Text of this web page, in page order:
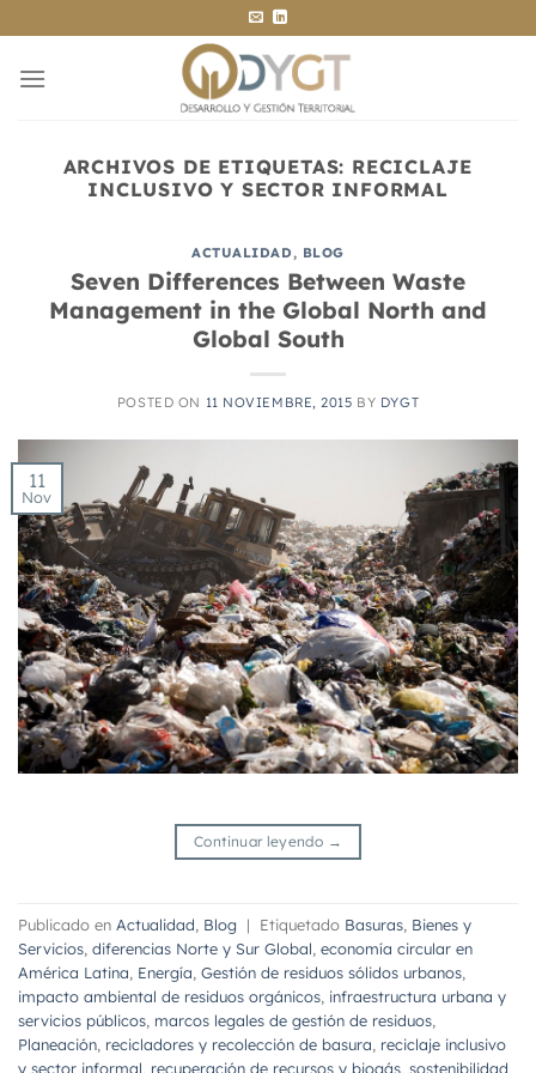
al
contenido
ARCHIVOS DE ETIQUETAS: RECICLAJE
INCLUSIVO Y SECTOR INFORMAL
ACTUALIDAD, BLOG
Seven Differences Between Waste
Management in the Global North and
Global South
POSTED ON 11 NOVIEMBRE, 2015 BY DYGT
11
Nov
Continuar leyendo →
Publicado en Actualidad Blog | Etiquetado Basuras Bienes y
Servicios diferencias Norte y Sur Global economía circular en
América Latina Energía Gestión de residuos sólidos urbanos
impacto ambiental de residuos orgánicos infraestructura urbana y
servicios públicos marcos legales de gestión de residuos
Planeación recicladores y recolección de basura reciclaje inclusivo
y sector informal recuperación de recursos y biogás sostenibilidad